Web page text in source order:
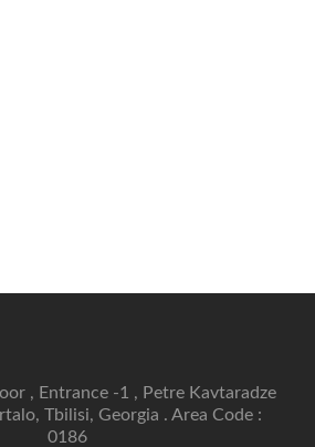
, Entrance -1 , Petre Kavtaradze
Tbilisi, Georgia . Area Code :
0186